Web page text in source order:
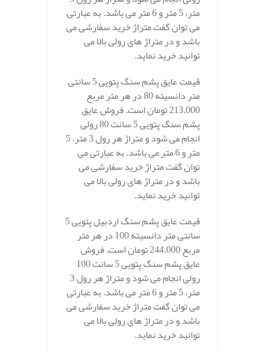
متر، 5 متر و 6 متر می باشد. به عبارتی
می توان گفت متراژ خرید سفارشی می
باشد و در متراژ های رولی بالا می
توانید خرید نماید.
قیمت عایق پشم سنگ پتویی 5 سانتی
متر دانسیته 80 در هر متر مربع
213.000 تومان است. فروش عایق
پشم سنگ پتویی 5 سانت 80 رولی
انجام می شود و متراژ هر رول 3 متر، 5
متر و 6 متر می باشد. به عبارتی می
توان گفت متراژ خرید سفارشی می
باشد و در متراژ های رولی بالا می
توانید خرید نماید.
قیمت عایق پشم سنگ اردبیل پتویی 5
سانتی متر دانسیته 100 در هر متر
مربع 244.000 تومان است. فروش
عایق پشم سنگ پتویی 5 سانت 100
رولی انجام می شود و متراژ هر رول 3
متر، 5 متر و 6 متر می باشد. به عبارتی
می توان گفت متراژ خرید سفارشی می
باشد و در متراژ های رولی بالا می
توانید خرید نماید.